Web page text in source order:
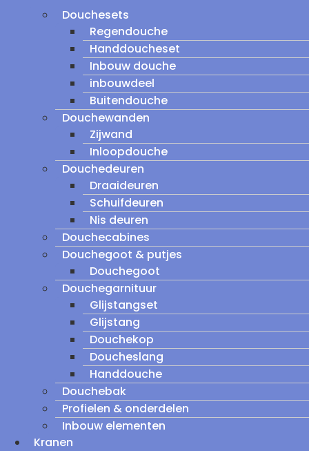
Douchesets
Regendouche
Handdoucheset
Inbouw douche
inbouwdeel
Buitendouche
Douchewanden
Zijwand
Inloopdouche
Douchedeuren
Draaideuren
Schuifdeuren
Nis deuren
Douchecabines
Douchegoot & putjes
Douchegoot
Douchegarnituur
Glijstangset
Glijstang
Douchekop
Doucheslang
Handdouche
Douchebak
Profielen & onderdelen
Inbouw elementen
Kranen